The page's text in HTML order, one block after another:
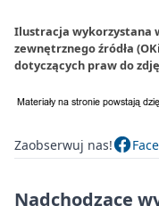
Ilustracja wykorzystana
zewnętrznego źródła
dotyczących praw do
Zaobserwuj nas!
Nadchodzące